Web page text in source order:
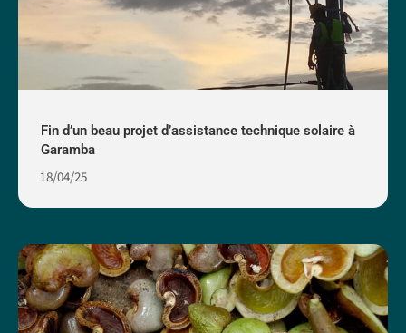
Fin d’un beau projet d’assistance technique solaire à
Garamba
18/04/25